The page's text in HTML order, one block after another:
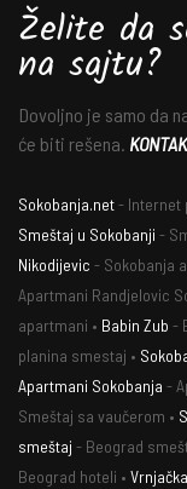
Želite da
na sajtu?
Dovoljno je samo da
će biti rešena.
Sokobanja.net- Internet
Smeštaj u Sokobanji -
Nikodijevic - Sokobanja
Apartmani Randjelovic
apartmani • Babin Zub -
planina smestaj •
Apartmani Sokobanja -
Smeštaj sa vaučerom •
smeštaj - Beograd
Beograd hoteli •